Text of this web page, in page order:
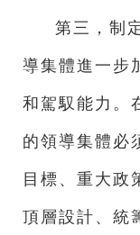
第三，制
導集體進一步
和駕馭能力。
的領導集體必
目標、重大政
頂層設計、統